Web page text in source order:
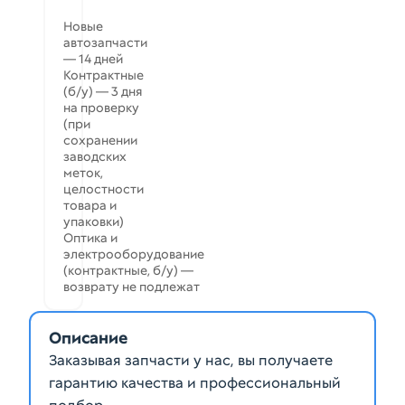
Новые
автозапчасти
— 14 дней
Контрактные
(б/у) — 3 дня
на проверку
(при
сохранении
заводских
меток,
целостности
товара и
упаковки)
Оптика и
электрооборудование
(контрактные, б/у) —
возврату не подлежат
Описание
Заказывая запчасти у нас, вы получаете
гарантию качества и профессиональный